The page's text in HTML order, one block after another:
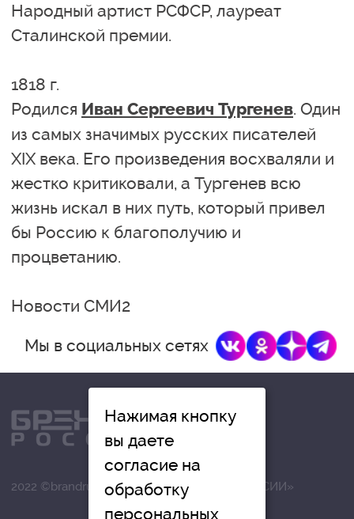
Народный артист РСФСР, лауреат
Сталинской премии.
1818 г.
Родился Иван Сергеевич Тургенев. Один
из самых значимых русских писателей
XIX века. Его произведения восхваляли и
жестко критиковали, а Тургенев всю
жизнь искал в них путь, который привел
бы Россию к благополучию и
процветанию.
Новости СМИ2
Мы в социальных сетях
2022 ©brandrussia.online | СИ «БРЕНДЫ РОССИИ»
Нажимая кнопку
вы даете
согласие на
обработку
персональных